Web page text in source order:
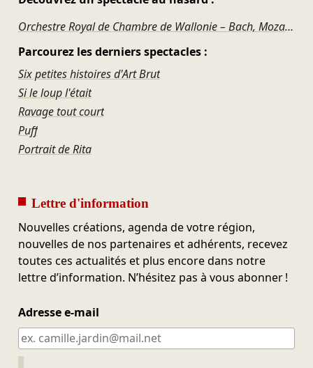
Orchestre Royal de Chambre de Wallonie – Bach, Mozart, Tchaïkovski
Parcourez les derniers spectacles :
Six petites histoires d'Art Brut
Si le loup l'était
Ravage tout court
Puff
Portrait de Rita
Lettre d'information
Nouvelles créations, agenda de votre région,
nouvelles de nos partenaires et adhérents, recevez
toutes ces actualités et plus encore dans notre
lettre d’information. N’hésitez pas à vous abonner !
Adresse e-mail